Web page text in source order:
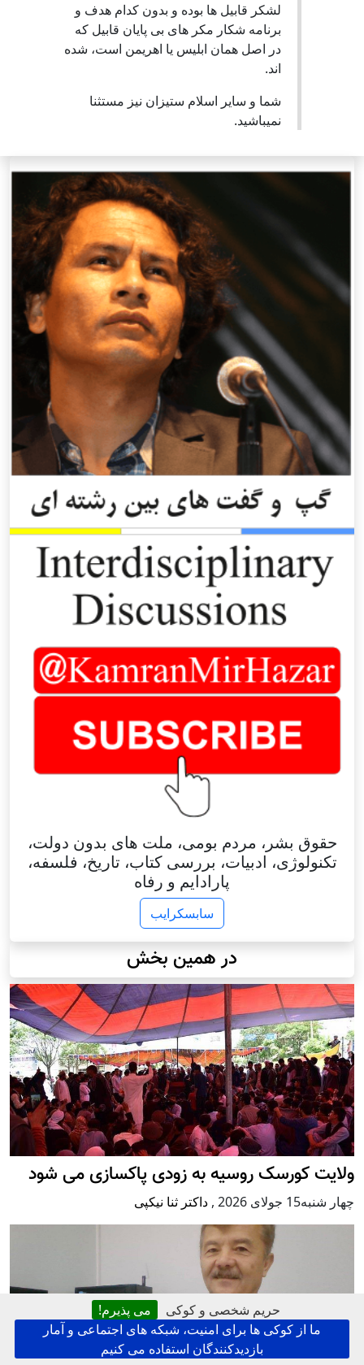
حریم شخصی و کوکی
می پذیرم!
ما از کوکی ها برای امنیت، شبکه های اجتماعی و آمار
بازدیدکنندگان استفاده می کنیم
لشکر قابیل ها بوده و بدون کدام هدف و
برنامه شکار مکر های بی پایان قابیل که
در اصل همان ابلیس یا اهریمن است، شده
اند.
شما و سایر اسلام ستیزان نیز مستثنا
نمیباشید.
حقوق بشر، مردم بومی، ملت های بدون دولت،
تکنولوژی، ادبیات، بررسی کتاب، تاریخ، فلسفه،
پارادایم و رفاه
سابسکرایب
در همین بخش
ولایت کورسک روسیه به زودی پاکسازی می شود
چهار شنبه15 جولای 2026 , داکتر ثنا نیکپی